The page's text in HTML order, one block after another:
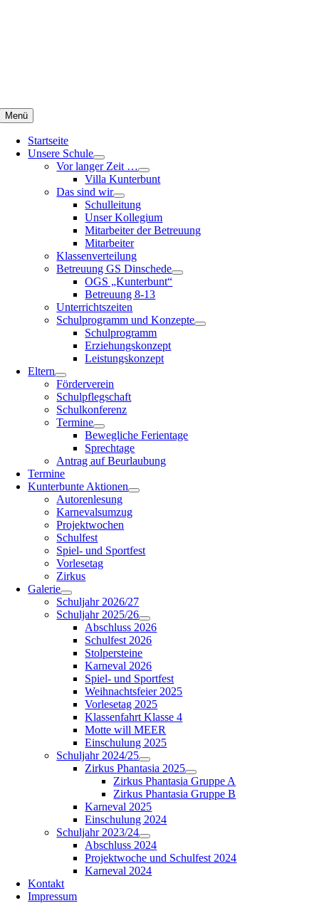
Menü
Startseite
Unsere Schule
Vor langer Zeit …
Villa Kunterbunt
Das sind wir
Schulleitung
Unser Kollegium
Mitarbeiter der Betreuung
Mitarbeiter
Klassenverteilung
Betreuung GS Dinschede
OGS „Kunterbunt“
Betreuung 8-13
Unterrichtszeiten
Schulprogramm und Konzepte
Schulprogramm
Erziehungskonzept
Leistungskonzept
Eltern
Förderverein
Schulpflegschaft
Schulkonferenz
Termine
Bewegliche Ferientage
Sprechtage
Antrag auf Beurlaubung
Termine
Kunterbunte Aktionen
Autorenlesung
Karnevalsumzug
Projektwochen
Schulfest
Spiel- und Sportfest
Vorlesetag
Zirkus
Galerie
Schuljahr 2026/27
Schuljahr 2025/26
Abschluss 2026
Schulfest 2026
Stolpersteine
Karneval 2026
Spiel- und Sportfest
Weihnachtsfeier 2025
Vorlesetag 2025
Klassenfahrt Klasse 4
Motte will MEER
Einschulung 2025
Schuljahr 2024/25
Zirkus Phantasia 2025
Zirkus Phantasia Gruppe A
Zirkus Phantasia Gruppe B
Karneval 2025
Einschulung 2024
Schuljahr 2023/24
Abschluss 2024
Projektwoche und Schulfest 2024
Karneval 2024
Kontakt
Impressum